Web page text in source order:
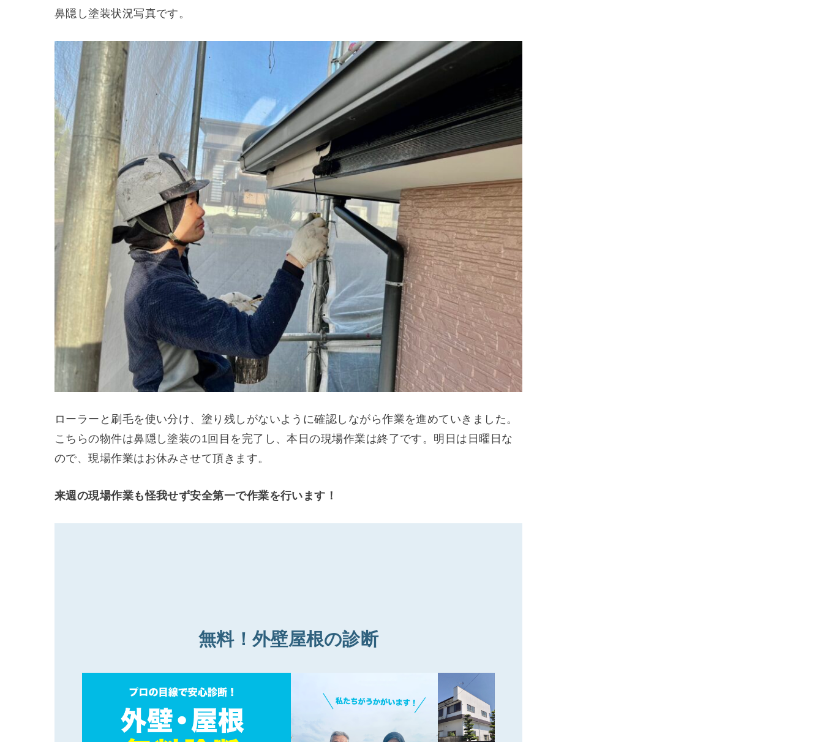
鼻隠し塗装状況写真です。
ローラーと刷毛を使い分け、塗り残しがないように確認しながら作業を進めていきました。
こちらの物件は鼻隠し塗装の1回目を完了し、本日の現場作業は終了です。明日は日曜日な
ので、現場作業はお休みさせて頂きます。
来週の現場作業も怪我せず安全第一で作業を行います！
無料！外壁屋根の診断